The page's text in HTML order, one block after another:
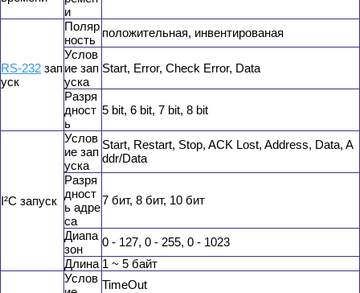
и
RS-232 зап
уск
Поляр
ность
положительная, инвентированая
Услов
ие зап
уска
Start, Error, Check Error, Data
Разря
дност
ь
5 bit, 6 bit, 7 bit, 8 bit
I²C запуск
Услов
ие зап
уска
Start, Restart, Stop, ACK Lost, Address, Data, A
ddr/Data
Разря
дност
ь адре
са
7 бит, 8 бит, 10 бит
Диапа
зон
0 - 127, 0 - 255, 0 - 1023
Длина 1 ~ 5 байт
Услов TimeOut